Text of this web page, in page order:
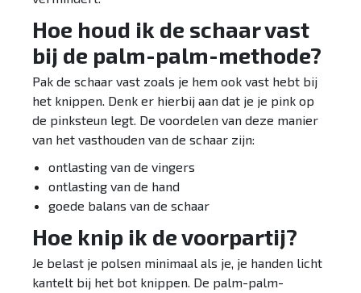
Hoe houd ik de schaar vast
bij de palm-palm-methode?
Pak de schaar vast zoals je hem ook vast hebt bij
het knippen. Denk er hierbij aan dat je je pink op
de pinksteun legt. De voordelen van deze manier
van het vasthouden van de schaar zijn:
ontlasting van de vingers
ontlasting van de hand
goede balans van de schaar
Hoe knip ik de voorpartij?
Je belast je polsen minimaal als je, je handen licht
kantelt bij het bot knippen. De palm-palm-